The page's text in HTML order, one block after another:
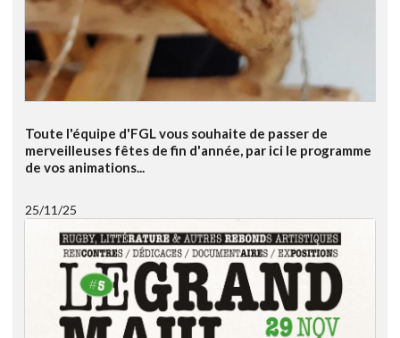
Toute l'équipe d'FGL vous souhaite de passer de
merveilleuses fêtes de fin d'année, par ici le programme
de vos animations...
25/11/25